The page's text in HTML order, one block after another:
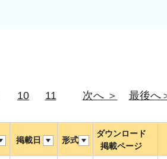
10 11 次へ ＞ 最後へ
掲載日 形式
ダウンロード
掲載ページ